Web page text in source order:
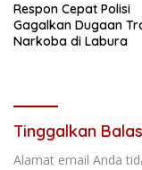
Respon Cepat Polisi
Gagalkan Dugaan
Narkoba di Labura
Tinggalkan
Alamat email Anda